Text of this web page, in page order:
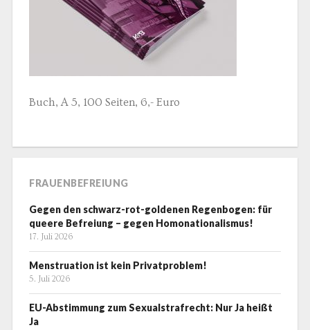
Buch, A 5, 100 Seiten, 6,- Euro
FRAUENBEFREIUNG
Gegen den schwarz-rot-goldenen Regenbogen: für
queere Befreiung – gegen Homonationalismus!
17. Juli 2026
Menstruation ist kein Privatproblem!
5. Juli 2026
EU-Abstimmung zum Sexualstrafrecht: Nur Ja heißt
Ja